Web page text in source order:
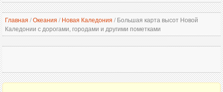
Главная /Океания / Новая Каледония /Большая карта высот Новой
Каледонии с дорогами, городами и другими пометками